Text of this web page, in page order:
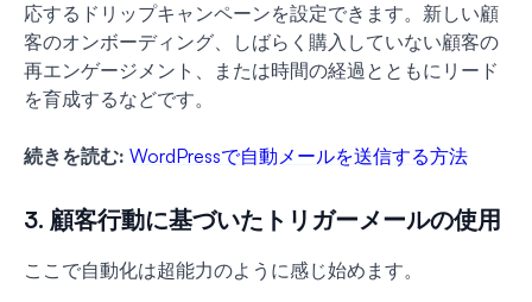
応するドリップキャンペーンを設定できます。新しい顧
客のオンボーディング、しばらく購入していない顧客の
再エンゲージメント、または時間の経過とともにリード
を育成するなどです。
続きを読む: WordPressで自動メールを送信する方法
3. 顧客行動に基づいたトリガーメールの使用
ここで自動化は超能力のように感じ始めます。